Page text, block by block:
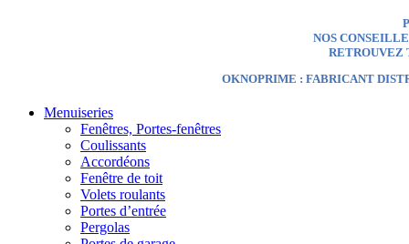
NOS
RETROUVEZ
OKNOPRIME : FABRICANT
Menuiseries
Fenêtres, Portes-fenêtres
Coulissants
Accordéons
Fenêtre de toit
Volets roulants
Portes d’entrée
Pergolas